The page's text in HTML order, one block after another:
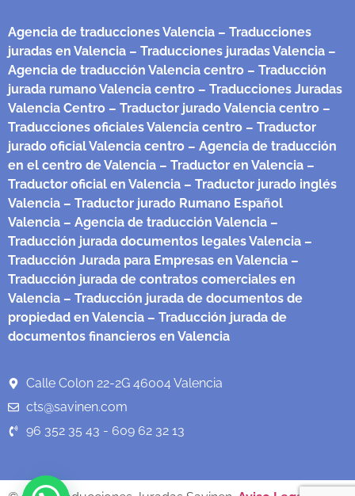
Agencia de traducciones Valencia – Traducciones
juradas en Valencia – Traducciones juradas Valencia –
Agencia de traducción Valencia centro – Traducción
jurada rumano Valencia centro – Traducciones Juradas
Valencia Centro – Traductor jurado Valencia centro –
Traducciones oficiales Valencia centro – Traductor
jurado oficial Valencia centro – Agencia de traducción
en el centro de Valencia – Traductor en Valencia –
Traductor oficial en Valencia – Traductor jurado inglés
Valencia – Traductor jurado Rumano Español
Valencia – Agencia de traducción Valencia –
Traducción jurada documentos legales Valencia –
Traducción Jurada para Empresas en Valencia –
Traducción jurada de contratos comerciales en
Valencia – Traducción jurada de documentos de
propiedad en Valencia – Traducción jurada de
documentos financieros en Valencia
Calle Colon 22-2G 46004 Valencia
cts@savinen.com
96 352 35 43 - 609 62 32 13